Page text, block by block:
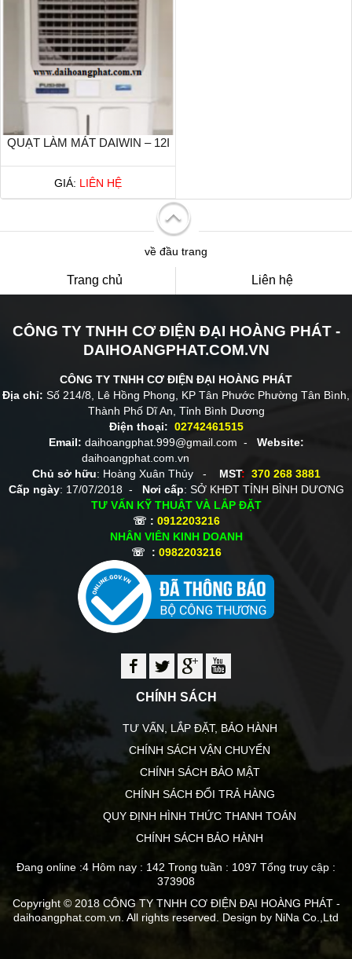
QUẠT LÀM MÁT DAIWIN – 12I
GIÁ: LIÊN HỆ
về đầu trang
Trang chủ Liên hệ
CÔNG TY TNHH CƠ ĐIỆN ĐẠI HOÀNG PHÁT -
DAIHOANGPHAT.COM.VN
CÔNG TY TNHH CƠ ĐIỆN ĐẠI HOÀNG PHÁT
Địa chỉ: Số 214/8, Lê Hồng Phong, KP Tân Phước Phường Tân Bình,
Thành Phố Dĩ An, Tỉnh Bình Dương
Điện thoại: 02742461515
Email: daihoangphat.999@gmail.com - Website:
daihoangphat.com.vn
Chủ sở hữu: Hoàng Xuân Thủy - MST: 370 268 3881
Cấp ngày: 17/07/2018 - Nơi cấp: SỞ KHĐT TỈNH BÌNH DƯƠNG
TƯ VẤN KỸ THUẬT VÀ LẮP ĐẶT
☏ : 0912203216
NHÂN VIÊN KINH DOANH
☏ : 0982203216
CHÍNH SÁCH
TƯ VẤN, LẮP ĐẶT, BẢO HÀNH
CHÍNH SÁCH VẬN CHUYỂN
CHÍNH SÁCH BẢO MẬT
CHÍNH SÁCH ĐỔI TRẢ HÀNG
QUY ĐỊNH HÌNH THỨC THANH TOÁN
CHÍNH SÁCH BẢO HÀNH
Đang online :4 Hôm nay : 142 Trong tuần : 1097 Tổng truy cập :
373908
Copyright © 2018 CÔNG TY TNHH CƠ ĐIỆN ĐẠI HOÀNG PHÁT -
daihoangphat.com.vn. All rights reserved. Design by NiNa Co.,Ltd